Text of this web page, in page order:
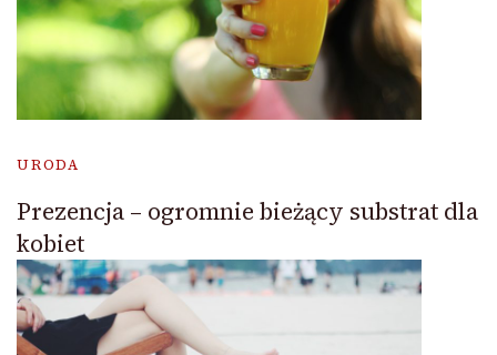
URODA
Prezencja – ogromnie bieżący substrat dla
kobiet